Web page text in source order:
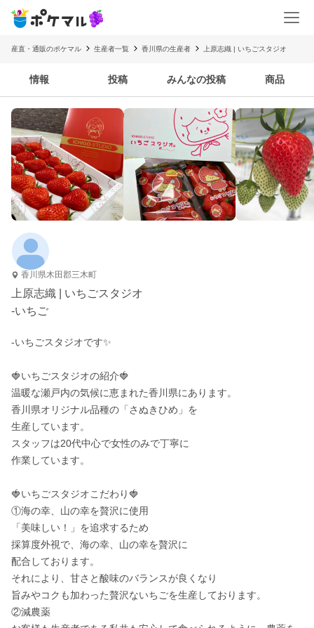
産直・通販のポケマル 生産者一覧 香川県の生産者 上原志織 | いちごスタジオ
情報 投稿 みんなの投稿 商品
香川県木田郡三木町
上原志織 | いちごスタジオ
-いちご
-いちごスタジオです✨
🍓いちごスタジオの紹介🍓
温暖な瀬戸内の気候に恵まれた香川県にあります。
香川県オリジナル品種の「さぬきひめ」を
生産しています。
スタッフは20代中心で女性のみで丁寧に
作業しています。
🍓いちごスタジオこだわり🍓
①海の幸、山の幸を贅沢に使用
「美味しい！」を追求するため
採算度外視で、海の幸、山の幸を贅沢に
配合しております。
それにより、甘さと酸味のバランスが良くなり
旨みやコクも加わった贅沢ないちごを生産しております。
②減農薬